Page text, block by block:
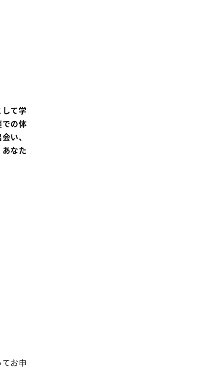
して学
の体
い、
なた
お申